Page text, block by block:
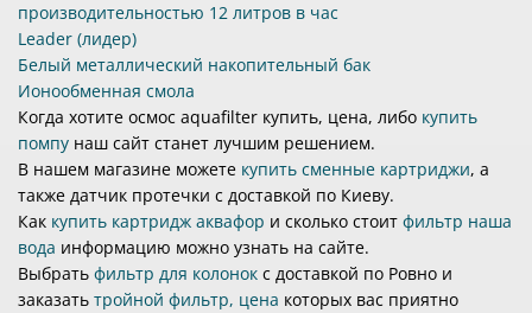
производительностью 12 литров в час
Leader (лидер)
Белый металлический накопительный бак
Ионообменная смола
Когда хотите осмос aquafilter купить, цена, либо купить
помпу наш сайт станет лучшим решением.
В нашем магазине можете купить сменные картриджи, а
также датчик протечки с доставкой по Киеву.
Как купить картридж аквафор и сколько стоит фильтр наша
вода информацию можно узнать на сайте.
Выбрать фильтр для колонок с доставкой по Ровно и
заказать тройной фильтр, цена которых вас приятно